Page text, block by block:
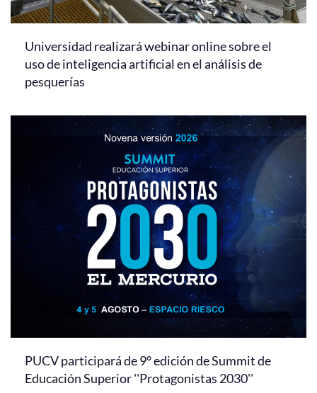
Universidad realizará webinar online sobre el
uso de inteligencia artificial en el análisis de
pesquerías
PUCV participará de 9° edición de Summit de
Educación Superior ''Protagonistas 2030''